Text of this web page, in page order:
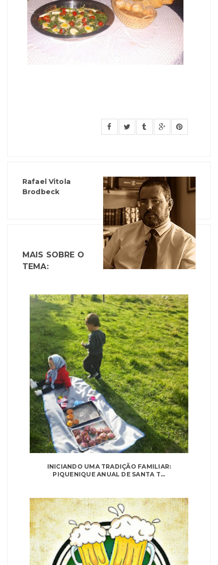
Rafael Vitola
Brodbeck
MAIS SOBRE O
TEMA:
INICIANDO UMA TRADIÇÃO FAMILIAR:
PIQUENIQUE ANUAL DE SANTA T...